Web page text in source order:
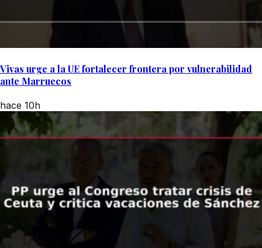
Vivas urge a la UE fortalecer frontera por vulnerabilidad
ante Marruecos
hace 10h